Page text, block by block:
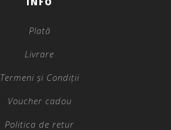
Plată
Livrare
Termeni și Condiții
Voucher cadou
Politica de retur